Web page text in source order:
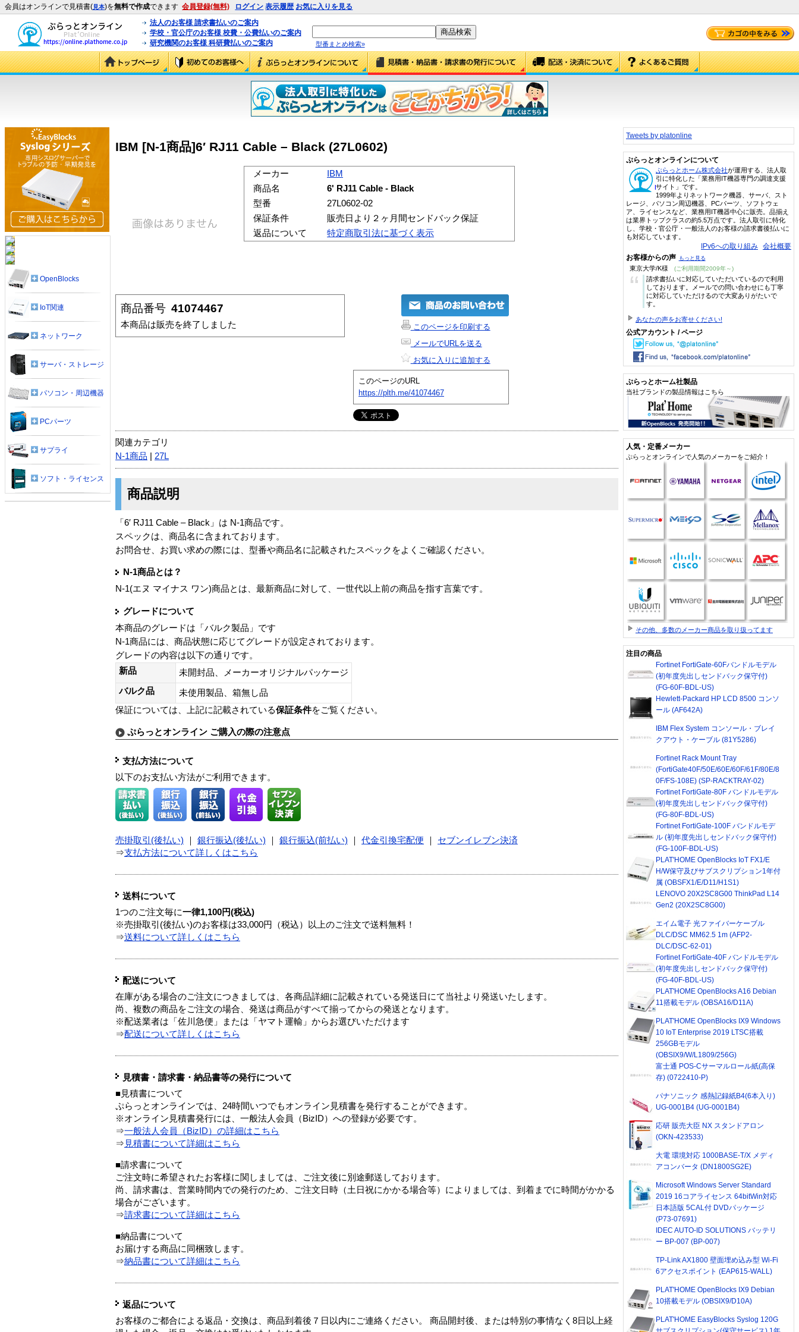
会員はオンラインで見積書(見本)を無料で作成できます 会員登録(無料) ログイン 表示履歴 お気に入りを見る
法人のお客様 請求書払いのご案内
学校・官公庁のお客様 校費・公費払いのご案内
研究機関のお客様 科研費払いのご案内
型番まとめ検索»
IBM [N-1商品]6′ RJ11 Cable – Black (27L0602)
メーカー
IBM
商品名
6' RJ11 Cable - Black
型番
27L0602-02
保証条件
販売日より２ヶ月間センドバック保証
返品について
特定商取引法に基づく表示
商品番号 41074467
本商品は販売を終了しました
このページを印刷する
メールでURLを送る
お気に入りに追加する
このページのURL
https://plth.me/41074467
関連カテゴリ
N-1商品
27L
商品説明
「6′ RJ11 Cable – Black」は N-1商品です。
スペックは、商品名に含まれております。
お問合せ、お買い求めの際には、型番や商品名に記載されたスペックをよくご確認ください。
N-1商品とは？
N-1(エヌ マイナス ワン)商品とは、最新商品に対して、一世代以上前の商品を指す言葉です。
グレードについて
本商品のグレードは「バルク製品」です
N-1商品には、商品状態に応じてグレードが設定されております。
グレードの内容は以下の通りです。
新品
未開封品、メーカーオリジナルパッケージ
バルク品
未使用製品、箱無し品
保証については、上記に記載されている保証条件をご覧ください。
ぷらっとオンライン ご購入の際の注意点
支払方法について
以下のお支払い方法がご利用できます。
売掛取引(後払い) 銀行振込(後払い) 銀行振込(前払い) 代金引換宅配便
セブンイレブン決済
⇒支払方法について詳しくはこちら
送料について
1つのご注文毎に一律1,100円(税込)
※売掛取引(後払い)のお客様は33,000円（税込）以上のご注文で送料無料！
⇒送料について詳しくはこちら
配送について
在庫がある場合のご注文につきましては、各商品詳細に記載されている発送日にて当社より発送いたします。
尚、複数の商品をご注文の場合、発送は商品がすべて揃ってからの発送となります。
※配送業者は「佐川急便」または「ヤマト運輸」からお選びいただけます
⇒配送について詳しくはこちら
見積書・請求書・納品書等の発行について
■見積書について
ぷらっとオンラインでは、24時間いつでもオンライン見積書を発行することができます。
※オンライン見積書発行には、一般法人会員（BizID）への登録が必要です。
⇒一般法人会員（BizID）の詳細はこちら
⇒ 見積書について詳細はこちら
■請求書について
ご注文時に希望されたお客様に関しましては、ご注文後に別途郵送しております。
尚、請求書は、営業時間内での発行のため、ご注文日時（土日祝にかかる場合等）によりましては、到着までに時間がかかる
場合がございます。
⇒請求書について詳細はこちら
■納品書について
お届けする商品に同梱致します。
⇒納品書について詳細はこちら
返品について
お客様のご都合による返品・交換は、商品到着後７日以内にご連絡ください。 商品開封後、または特別の事情なく8日以上経
OpenBlocks
IoT関連
ネットワーク
サーバ・ストレージ
パソコン・周辺機器
PCパーツ
サプライ
ソフト・ライセンス
Tweets by platonline
ぷらっとオンラインについて
ぷらっとホーム株式会社が運用する、法人取
引に特化した「業務用IT機器専門の調達支援
サイト」です。
1999年よりネットワーク機器、サーバ、スト
レージ、パソコン周辺機器、PCパーツ、ソフトウェ
ア、ライセンスなど、業務用IT機器中心に販売。品揃え
は業界トップクラスの約5.5万点です。法人取引に特化
し、学校・官公庁・一般法人のお客様の請求書後払いに
も対応しています。
IPv6への取り組み 会社概要
お客様からの声 もっと見る
東京大学/K様 (ご利用期間2009年～)
“
請求書払いに対応していただいているので利用
しております。メールでの問い合わせにも丁寧
に対応していただけるので大変ありがたいで
す。
あなたの声をお寄せください!
公式アカウント / ページ
ぷらっとホーム社製品
当社ブランドの製品情報はこちら
人気・定番メーカー
ぷらっとオンラインで人気のメーカーをご紹介！
その他、多数のメーカー商品を取り扱ってます
注目の商品
Fortinet FortiGate-60Fバンドルモデル
(初年度先出しセンドバック保守付)
(FG-60F-BDL-US)
Hewlett-Packard HP LCD 8500 コンソ
ール (AF642A)
IBM Flex System コンソール・ブレイ
クアウト・ケーブル (81Y5286)
Fortinet Rack Mount Tray
(FortiGate40F/50E/60E/60F/61F/80E/8
0F/FS-108E) (SP-RACKTRAY-02)
Fortinet FortiGate-80F バンドルモデル
(初年度先出しセンドバック保守付)
(FG-80F-BDL-US)
Fortinet FortiGate-100F バンドルモデ
ル (初年度先出しセンドバック保守付)
(FG-100F-BDL-US)
PLAT'HOME OpenBlocks IoT FX1/E
H/W保守及びサブスクリプション1年付
属 (OBSFX1/E/D11/H1S1)
LENOVO 20X2SC8G00 ThinkPad L14
Gen2 (20X2SC8G00)
エイム電子 光ファイバーケーブル
DLC/DSC MM62.5 1m (AFP2-
DLC/DSC-62-01)
Fortinet FortiGate-40F バンドルモデル
(初年度先出しセンドバック保守付)
(FG-40F-BDL-US)
PLAT'HOME OpenBlocks A16 Debian
11搭載モデル (OBSA16/D11A)
PLAT'HOME OpenBlocks IX9 Windows
10 IoT Enterprise 2019 LTSC搭載
256GBモデル
(OBSIX9/W/L1809/256G)
富士通 POS-Cサーマルロール紙(高保
存) (0722410-P)
パナソニック 感熱記録紙B4(6本入り)
UG-0001B4 (UG-0001B4)
応研 販売大臣 NX スタンドアロン
(OKN-423533)
大電 環境対応 1000BASE-T/X メディ
アコンバータ (DN1800SG2E)
Microsoft Windows Server Standard
2019 16コアライセンス 64bitWin対応
日本語版 5CAL付 DVDパッケージ
(P73-07691)
IDEC AUTO-ID SOLUTIONS バッテリ
ー BP-007 (BP-007)
TP-Link AX1800 壁面埋め込み型 Wi-Fi
6アクセスポイント (EAP615-WALL)
PLAT'HOME OpenBlocks IX9 Debian
10搭載モデル (OBSIX9/D10A)
PLAT'HOME EasyBlocks Syslog 120G